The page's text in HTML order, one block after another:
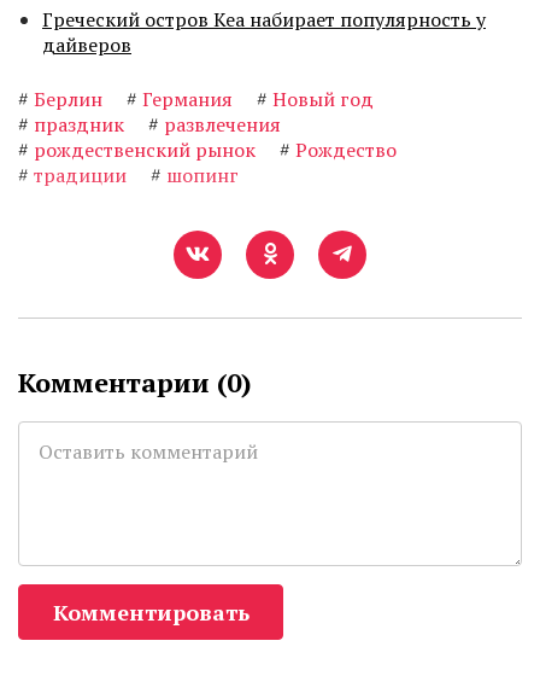
Греческий остров Кеа набирает популярность у
дайверов
# Берлин # Германия # Новый год
# праздник # развлечения
# рождественский рынок # Рождество
# традиции # шопинг
Комментарии (0)
Комментировать